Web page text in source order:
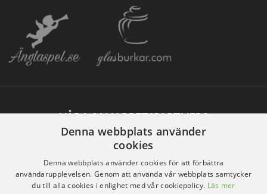
VÅRA SAMARBETSPARTNERS
Denna webbplats använder
cookies
Denna webbplats använder cookies för att förbättra
användarupplevelsen. Genom att använda vår webbplats samtycker
du till alla cookies i enlighet med vår cookiepolicy. Läs mer